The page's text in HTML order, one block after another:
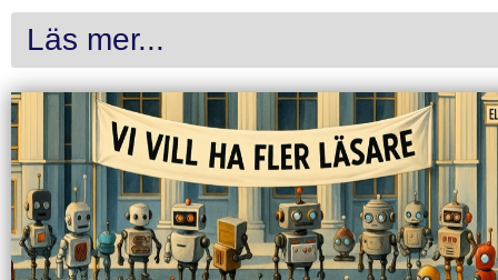
Läs mer...